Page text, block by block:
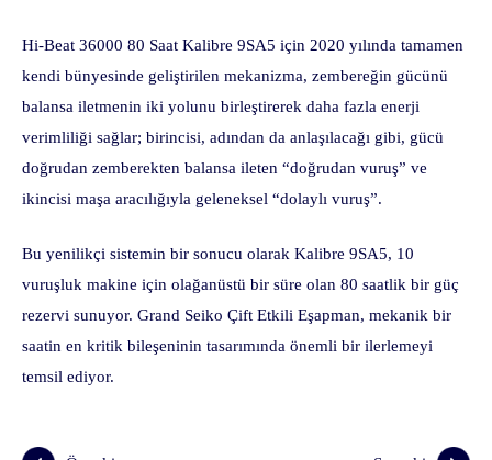
Hi-Beat 36000 80 Saat Kalibre 9SA5 için 2020 yılında tamamen
kendi bünyesinde geliştirilen mekanizma, zembereğin gücünü
balansa iletmenin iki yolunu birleştirerek daha fazla enerji
verimliliği sağlar; birincisi, adından da anlaşılacağı gibi, gücü
doğrudan zemberekten balansa ileten “doğrudan vuruş” ve
ikincisi maşa aracılığıyla geleneksel “dolaylı vuruş”.
Bu yenilikçi sistemin bir sonucu olarak Kalibre 9SA5, 10
vuruşluk makine için olağanüstü bir süre olan 80 saatlik bir güç
rezervi sunuyor. Grand Seiko Çift Etkili Eşapman, mekanik bir
saatin en kritik bileşeninin tasarımında önemli bir ilerlemeyi
temsil ediyor.